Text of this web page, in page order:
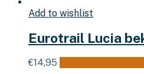
Add to wishlist
Eurotrail Lucia
€14,95